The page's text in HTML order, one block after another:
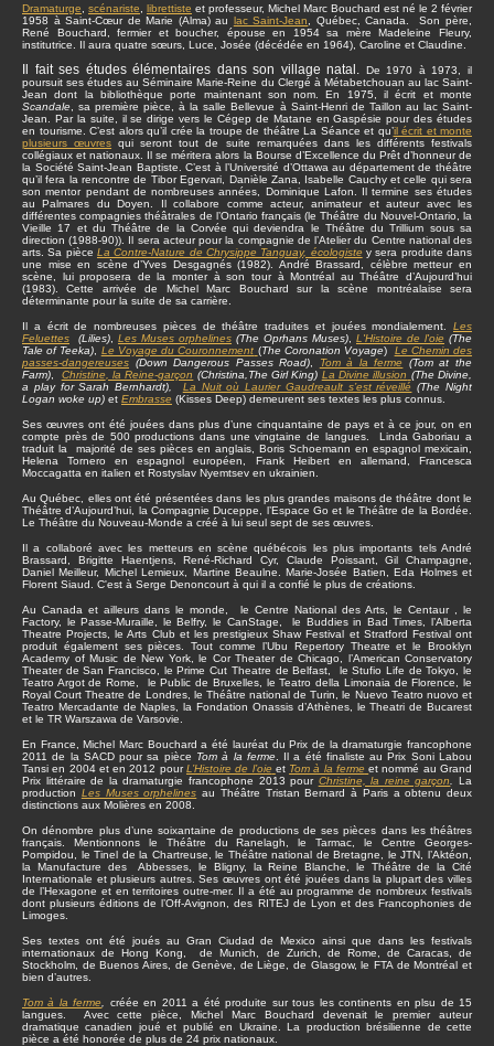
Dramaturge scénariste librettiste et professeur, Michel Marc Bouchard est né le 2 février
1958 à Saint-Cœur de Marie (Alma) au lac Saint-Jean
, Québec, Canada. Son père,
René Bouchard, fermier et boucher, épouse en 1954 sa mère Madeleine Fleury,
institutrice. Il aura quatre sœurs, Luce, Josée (décédée en 1964), Caroline et Claudine.
Il fait ses études élémentaires dans son village natal.
De 1970 à 1973, il
poursuit ses études au Séminaire Marie-Reine du Clergé à Métabetchouan au lac Saint-
Jean dont la bibliothèque porte maintenant son nom. En 1975, il écrit et monte
Scandale , sa première pièce, à la salle Bellevue à Saint-Henri de Taillon au lac Saint-
Jean. Par la suite, il se dirige vers le Cégep de Matane en Gaspésie pour des études
en tourisme. C’est alors qu’il crée la troupe de théâtre La Séance et qu’il écrit et monte
plusieurs œuvres qui seront tout de suite remarquées dans les différents festivals
collégiaux et nationaux. Il se méritera alors la Bourse d’Excellence du Prêt d’honneur de
la Société Saint-Jean Baptiste. C’est à l’Université d’Ottawa au département de théâtre
qu’il fera la rencontre de Tibor Egervari, Danièle Zana, Isabelle Cauchy et celle qui sera
son mentor pendant de nombreuses années, Dominique Lafon. Il termine ses études
au Palmares du Doyen. Il collabore comme acteur, animateur et auteur avec les
différentes compagnies théâtrales de l’Ontario français (le Théâtre du Nouvel-Ontario, la
Vieille 17 et du Théâtre de la Corvée qui deviendra le Théâtre du Trillium sous sa
direction (1988-90)). Il sera acteur pour la compagnie de l’Atelier du Centre national des
arts. Sa pièce La Contre-Nature de Chrysippe Tanguay, écologiste y sera produite dans
une mise en scène d’Yves Desgagnés (1982). André Brassard, célèbre metteur en
scène, lui proposera de la monter à son tour à Montréal au Théâtre d’Aujourd’hui
(1983). Cette arrivée de Michel Marc Bouchard sur la scène montréalaise sera
déterminante pour la suite de sa carrière.
Il a écrit de nombreuses pièces de théâtre traduites et jouées mondialement. Les
Feluettes (Lilies) Les Muses orphelines (The Oprhans Muses) L'Histoire de l'oie (The
Tale of Teeka)
Le Voyage du Couronnement (The Coronation Voyage) Le Chemin des
passes-dangereuses (Down Dangerous Passes Road) Tom à la ferme
(Tom at the
Farm)
Christine , la Reine-garçon (Christina,The Girl King) La Divine illusion (The Divine,
a play for Sarah Bernhardt),
La Nuit où Laurier Gaudreault s’est réveillé (The Night
Logan woke up) et Embrasse (Kisses Deep) demeurent ses textes les plus connus.
Ses œuvres ont été jouées dans plus d’une cinquantaine de pays et à ce jour, on en
compte près de 500 productions dans une vingtaine de langues. Linda Gaboriau a
traduit la majorité de ses pièces en anglais, Boris Schoemann en espagnol mexicain,
Helena Tornero en espagnol européen, Frank Heibert en allemand, Francesca
Moccagatta en italien et Rostyslav Nyemtsev en ukrainien.
Au Québec, elles ont été présentées dans les plus grandes maisons de théâtre dont le
Théâtre d’Aujourd’hui, la Compagnie Duceppe, l’Espace Go et le Théâtre de la Bordée.
Le Théâtre du Nouveau-Monde a créé à lui seul sept de ses œuvres.
Il a collaboré avec les metteurs en scène québécois les plus importants tels André
Brassard, Brigitte Haentjens, René-Richard Cyr, Claude Poissant, Gil Champagne,
Daniel Meilleur, Michel Lemieux, Martine Beaulne. Marie-Josée Batien, Eda Holmes et
Florent Siaud. C'est à Serge Denoncourt à qui il a confié le plus de créations.
Au Canada et ailleurs dans le monde, le Centre National des Arts, le Centaur , le
Factory, le Passe-Muraille, le Belfry, le CanStage, le Buddies in Bad Times, l’Alberta
Theatre Projects, le Arts Club et les prestigieux Shaw Festival et Stratford Festival ont
produit également ses pièces. Tout comme l’Ubu Repertory Theatre et le Brooklyn
Academy of Music de New York, le Cor Theater de Chicago, l’American Conservatory
Theater de San Francisco, le Prime Cut Theatre de Belfast, le Stufio Life de Tokyo, le
Teatro Argot de Rome, le Public de Bruxelles, le Teatro della Limonaia de Florence, le
Royal Court Theatre de Londres, le Théâtre national de Turin, le Nuevo Teatro nuovo et
Teatro Mercadante de Naples, la Fondation Onassis d’Athènes, le Theatri de Bucarest
et le TR Warszawa de Varsovie.
En France, Michel Marc Bouchard a été lauréat du Prix de la dramaturgie francophone
2011 de la SACD pour sa pièce Tom à la ferme. Il a été finaliste au Prix Soni Labou
Tansi en 2004 et en 2012 pourL’Histoire de l’oie et Tom à la ferme et nommé au Grand
Prix littéraire de la dramaturgie francophone 2013 pour Christine, la reine garçon .La
production Les Muses orphelines au Théâtre Tristan Bernard à Paris a obtenu deux
distinctions aux Molières en 2008.
On dénombre plus d’une soixantaine de productions de ses pièces dans les théâtres
français. Mentionnons le Théâtre du Ranelagh, le Tarmac, le Centre Georges-
Pompidou, le Tinel de la Chartreuse, le Théâtre national de Bretagne, le JTN, l’Aktéon,
la Manufacture des Abbesses, le Bligny, la Reine Blanche, le Théâtre de la Cité
Internationale et plusieurs autres. Ses œuvres ont été jouées dans la plupart des villes
de l’Hexagone et en territoires outre-mer. Il a été au programme de nombreux festivals
dont plusieurs éditions de l’Off-Avignon, des RITEJ de Lyon et des Francophonies de
Limoges.
Ses textes ont été joués au Gran Ciudad de Mexico ainsi que dans les festivals
internationaux de Hong Kong, de Munich, de Zurich, de Rome, de Caracas, de
Stockholm, de Buenos Aires, de Genève, de Liège, de Glasgow, le FTA de Montréal et
bien d’autres.
Tom à la ferme
créée en 2011 a été produite sur tous les continents en plsu de 15
langues. Avec cette pièce, Michel Marc Bouchard devenait le premier auteur
dramatique canadien joué et publié en Ukraine. La production brésilienne de cette
pièce a été honorée de plus de 24 prix nationaux.